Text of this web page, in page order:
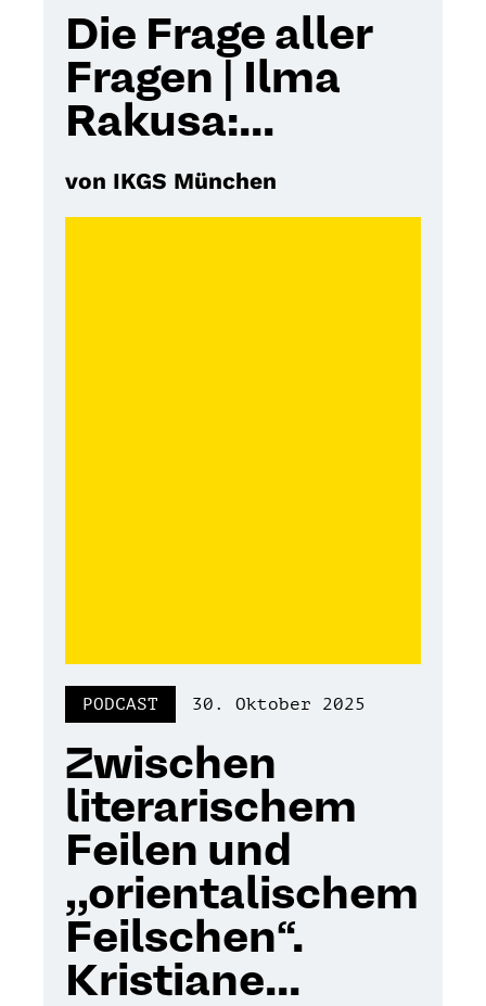
Die Frage aller
Fragen | Ilma
Rakusa:...
von IKGS München
PODCAST 30. Oktober 2025
Zwischen
literarischem
Feilen und
,,orientalischem
Feilschen“.
Kristiane...